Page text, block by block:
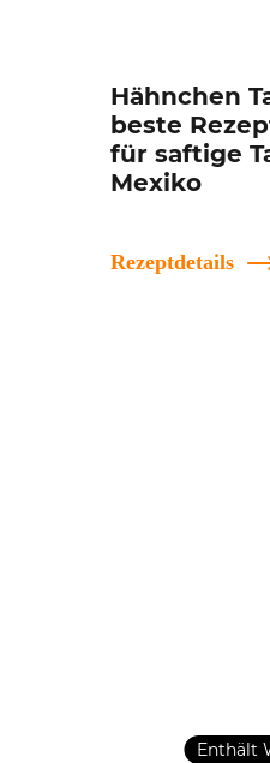
Hähnchen
beste
für saftige
Mexiko
Rezeptdetails
Enthält